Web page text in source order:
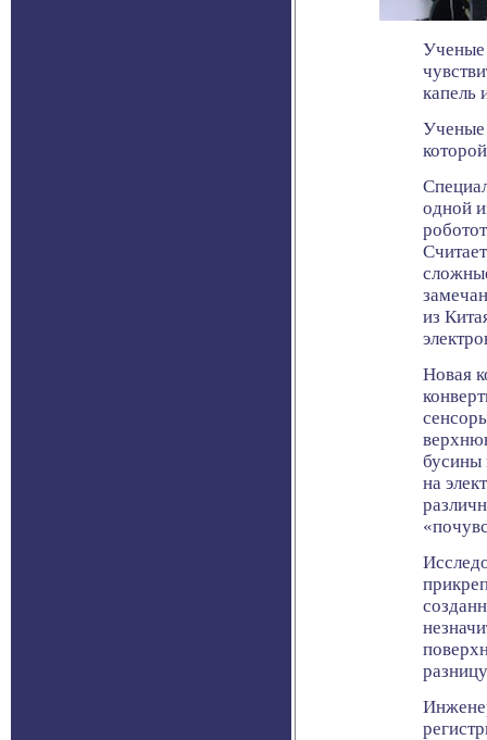
Ученые
капель
Ученые
одной
из
Новая
бусины
на